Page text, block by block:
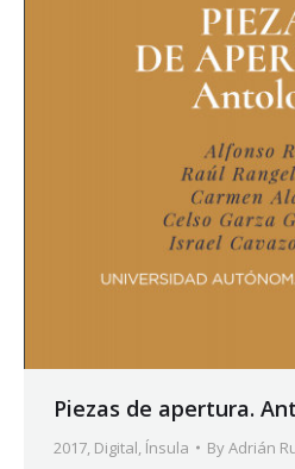
Piezas de apertura.
2017, Digital, Ínsula ByAdrián